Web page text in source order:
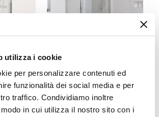
utilizza i cookie
per personalizzare contenuti ed
funzionalità dei social media e per
traffico. Condividiamo inoltre
in cui utilizza il nostro sito con i
cm
8mm
Anthea
CODICE:
Box doccia 100x80 cm
battente in vetro temperato
6mm trasparente 190h -
Nilo